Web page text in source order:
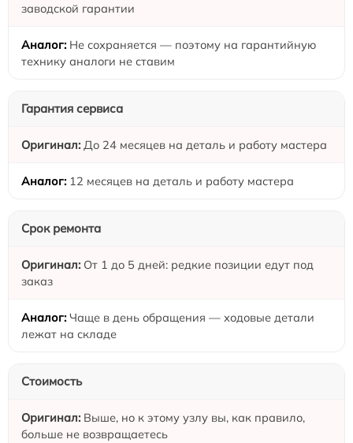
заводской гарантии
Не сохраняется — поэтому на гарантийную
технику аналоги не ставим
Гарантия сервиса
До 24 месяцев на деталь и работу мастера
12 месяцев на деталь и работу мастера
Срок ремонта
От 1 до 5 дней: редкие позиции едут под
заказ
Чаще в день обращения — ходовые детали
лежат на складе
Стоимость
Выше, но к этому узлу вы, как правило,
больше не возвращаетесь